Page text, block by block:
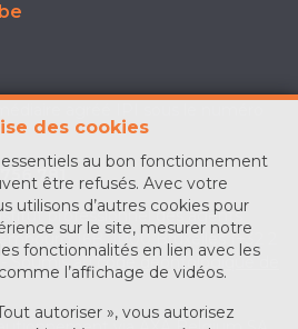
des cookies
au bon fonctionnement
être refusés. Avec votre
utilisons d’autres cookies pour
sur le site, mesurer notre
fonctionnalités en lien avec les
l’affichage de vidéos.
autoriser », vous autorisez
781
professionnel des agents
16B, 1000 Bruxelles (+32 2
- Soumis aucode déontologique de